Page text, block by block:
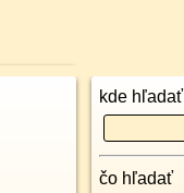
kde hľadať
čo hľadať